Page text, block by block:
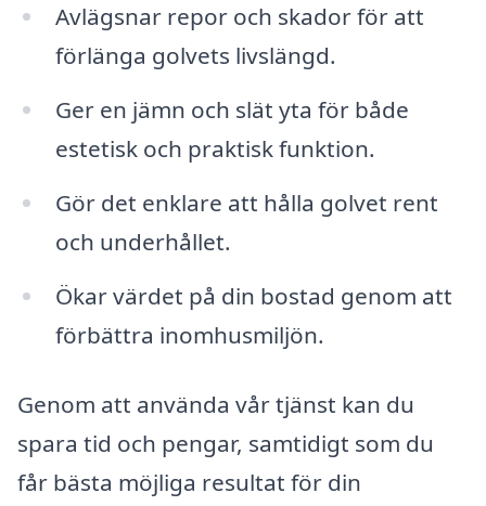
Avlägsnar repor och skador för att
förlänga golvets livslängd.
Ger en jämn och slät yta för både
estetisk och praktisk funktion.
Gör det enklare att hålla golvet rent
och underhållet.
Ökar värdet på din bostad genom att
förbättra inomhusmiljön.
Genom att använda vår tjänst kan du
spara tid och pengar, samtidigt som du
får bästa möjliga resultat för din